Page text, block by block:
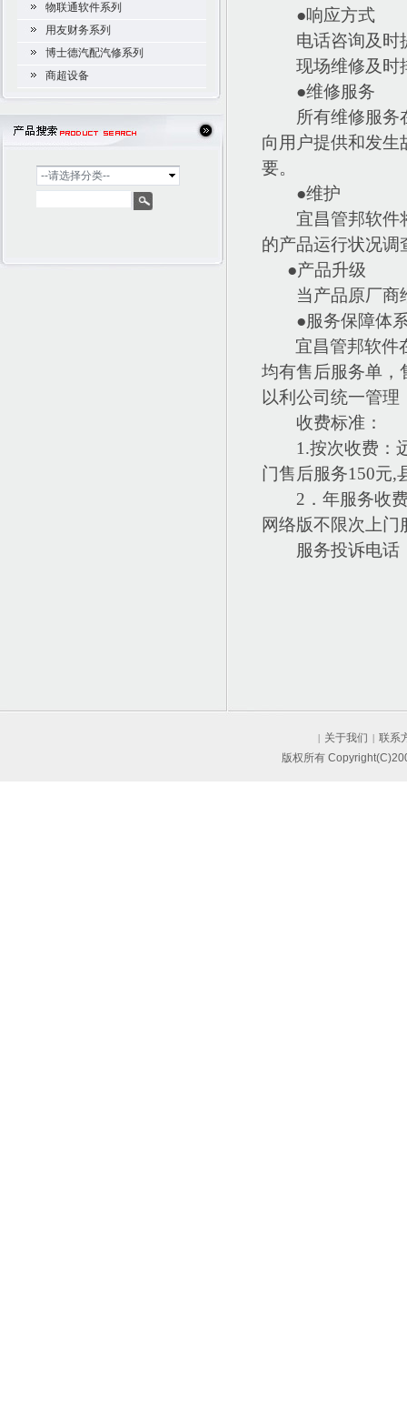
物联通软件系列
用友财务系列
博士德汽配汽修系列
商超设备
--请选择分类--
●响应方式
电话咨询及时
现场维修及时
●维修服务
所有维修服务
向用户提供和发生
要。
●维护
宜昌管邦软件
的产品运行状况调
●产品升级
当产品原厂商
●服务保障体
宜昌管邦软件
均有售后服务单，
以利公司统一管
收费标准：
1.按次收费：
门售后服务150元,
2．年服务收
网络版不限次上
服务投诉电话
| 关于我们 | 联系
版权所有